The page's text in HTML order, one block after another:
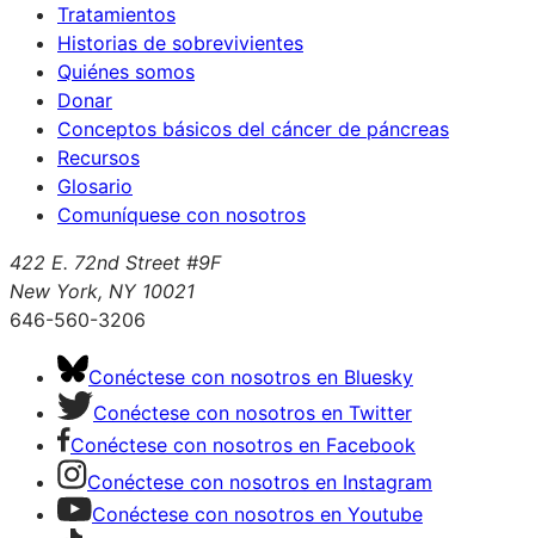
Tratamientos
Historias de sobrevivientes
Quiénes somos
Donar
Conceptos básicos del cáncer de páncreas
Recursos
Glosario
Comuníquese con nosotros
422 E. 72nd Street #9F
New York, NY 10021
646-560-3206
Conéctese con nosotros en Bluesky
Conéctese con nosotros en Twitter
Conéctese con nosotros en Facebook
Conéctese con nosotros en Instagram
Conéctese con nosotros en Youtube